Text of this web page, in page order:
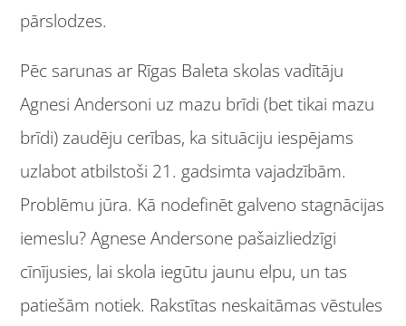
pārslodzes.
Pēc sarunas ar Rīgas Baleta skolas vadītāju
Agnesi Andersoni uz mazu brīdi (bet tikai mazu
brīdi) zaudēju cerības, ka situāciju iespējams
uzlabot atbilstoši 21. gadsimta vajadzībām.
Problēmu jūra. Kā nodefinēt galveno stagnācijas
iemeslu? Agnese Andersone pašaizliedzīgi
cīnījusies, lai skola iegūtu jaunu elpu, un tas
patiešām notiek. Rakstītas neskaitāmas vēstules